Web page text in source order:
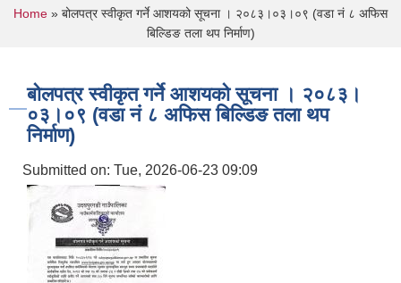
You are here
Home » बोलपत्र स्वीकृत गर्ने आशयको सूचना । २०८३।०३।०९ (वडा नं ८ अफिस
बिल्डिङ तला थप निर्माण)
बोलपत्र स्वीकृत गर्ने आशयको सूचना । २०८३।
०३।०९ (वडा नं ८ अफिस बिल्डिङ तला थप
निर्माण)
Submitted on: Tue, 2026-06-23 09:09